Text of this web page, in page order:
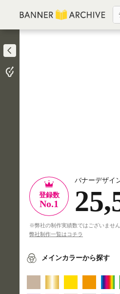
登録数
No.1
バナーデザイ
※弊社の制作実績数ではございません
弊社制作一覧はコチラ
メインカラーから探す